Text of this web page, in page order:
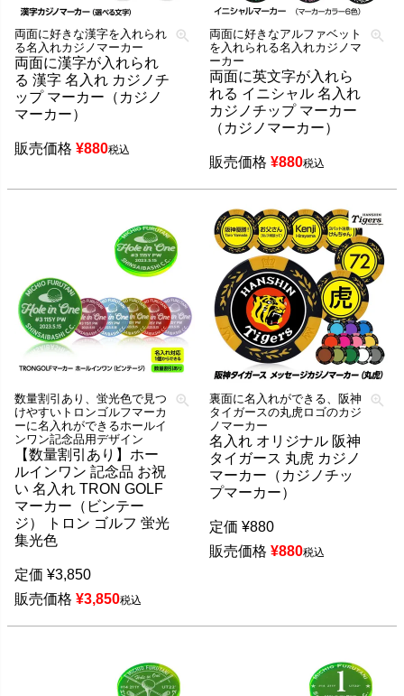
両面に好きな漢字を入れられ
る名入れカジノマーカー
両面に漢字が入れられ
る 漢字 名入れ カジノチ
ップ マーカー（カジノ
マーカー）
販売価格 ¥880税込
両面に好きなアルファベット
を入れられる名入れカジノマ
ーカー
両面に英文字が入れら
れる イニシャル 名入れ
カジノチップ マーカー
（カジノマーカー）
販売価格 ¥880税込
数量割引あり、蛍光色で見つ
けやすいトロンゴルフマーカ
ーに名入れができるホールイ
ンワン記念品用デザイン
【数量割引あり】ホー
ルインワン 記念品 お祝
い 名入れ TRON GOLF
マーカー（ビンテー
ジ） トロン ゴルフ 蛍光
集光色
定価 ¥3,850
販売価格 ¥3,850税込
裏面に名入れができる、阪神
タイガースの丸虎ロゴのカジ
ノマーカー
名入れ オリジナル 阪神
タイガース 丸虎 カジノ
マーカー（カジノチッ
プマーカー）
定価 ¥880
販売価格 ¥880税込